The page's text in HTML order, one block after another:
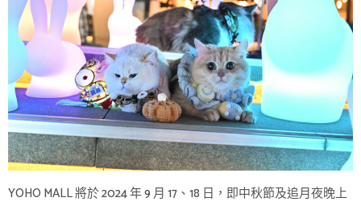
YOHO MALL 將於 2024 年 9 月 17、18 日，即中秋節及追月夜晚上